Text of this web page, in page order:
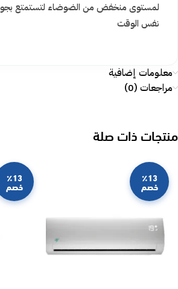
لمستوى منخفض من الضوضاء لتستمتع بجو
نفس الوقت
معلومات إضافية
مراجعات (0)
منتجات ذات صلة
٪13
خصم
٪13
خصم